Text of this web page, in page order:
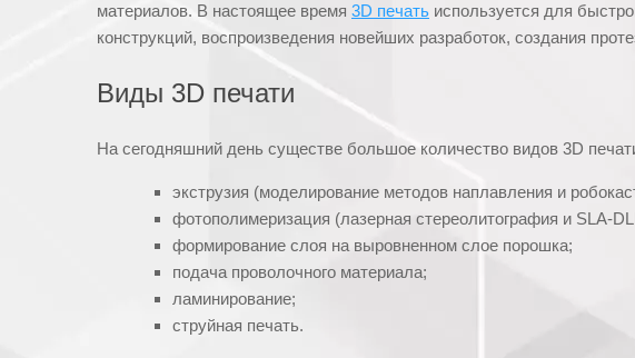
материалов. В настоящее время 3D печать используется для
конструкций, воспроизведения новейших разработок, создания
Виды 3D печати
На сегодняшний день существе большое количество видов 3D
экструзия (моделирование методов наплавления и
фотополимеризация (лазерная стереолитография и SLA-
формирование слоя на выровненном слое порошка;
подача проволочного материала;
ламинирование;
струйная печать.